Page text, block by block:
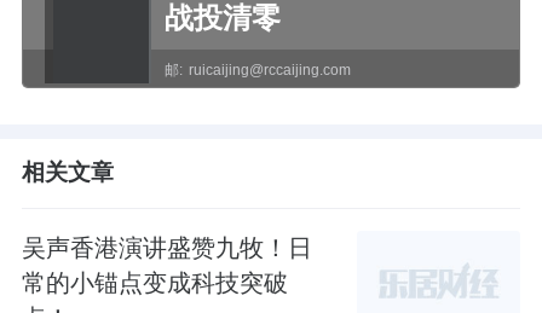
战投清零
邮: ruicaijing@rccaijing.com
相关文章
吴声香港演讲盛赞九牧！日
常的小锚点变成科技突破